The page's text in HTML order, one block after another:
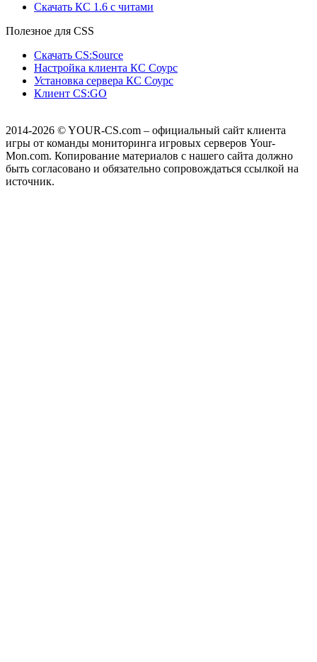
Скачать КС 1.6 с читами
Полезное для CSS
Скачать CS:Source
Настройка клиента КС Cоурс
Установка сервера КС Соурс
Клиент CS:GO
2014-2026 © YOUR-CS.com – официальный сайт клиента
игры от команды мониторинга игровых серверов Your-
Mon.com. Копирование материалов с нашего сайта должно
быть согласовано и обязательно сопровождаться ссылкой на
источник.